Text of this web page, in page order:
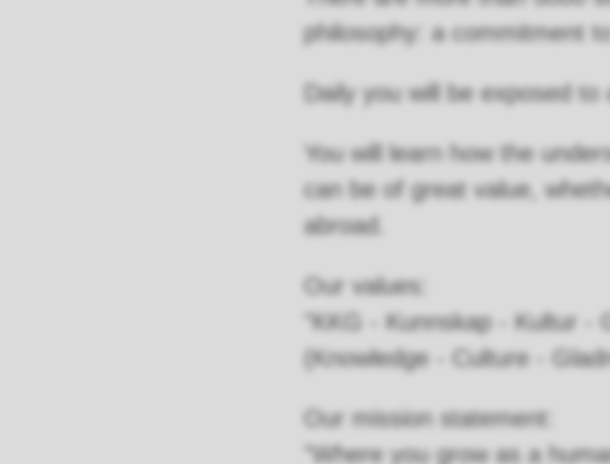
philosophy: a commitment
Daily you will be exposed
You will learn how the
can be of great value,
abroad.
Our values:
"KKG - Kunnskap - Kultur -
(Knowledge - Culture -
Our mission statement:
"Where you grow as a